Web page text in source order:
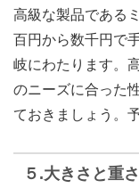
高級な製品である
百円から数千円で
岐にわたります。
のニーズに合った
ておきましょう。
５.大きさと重